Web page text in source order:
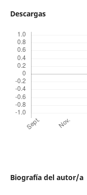
Descargas
Biografía del autor/a